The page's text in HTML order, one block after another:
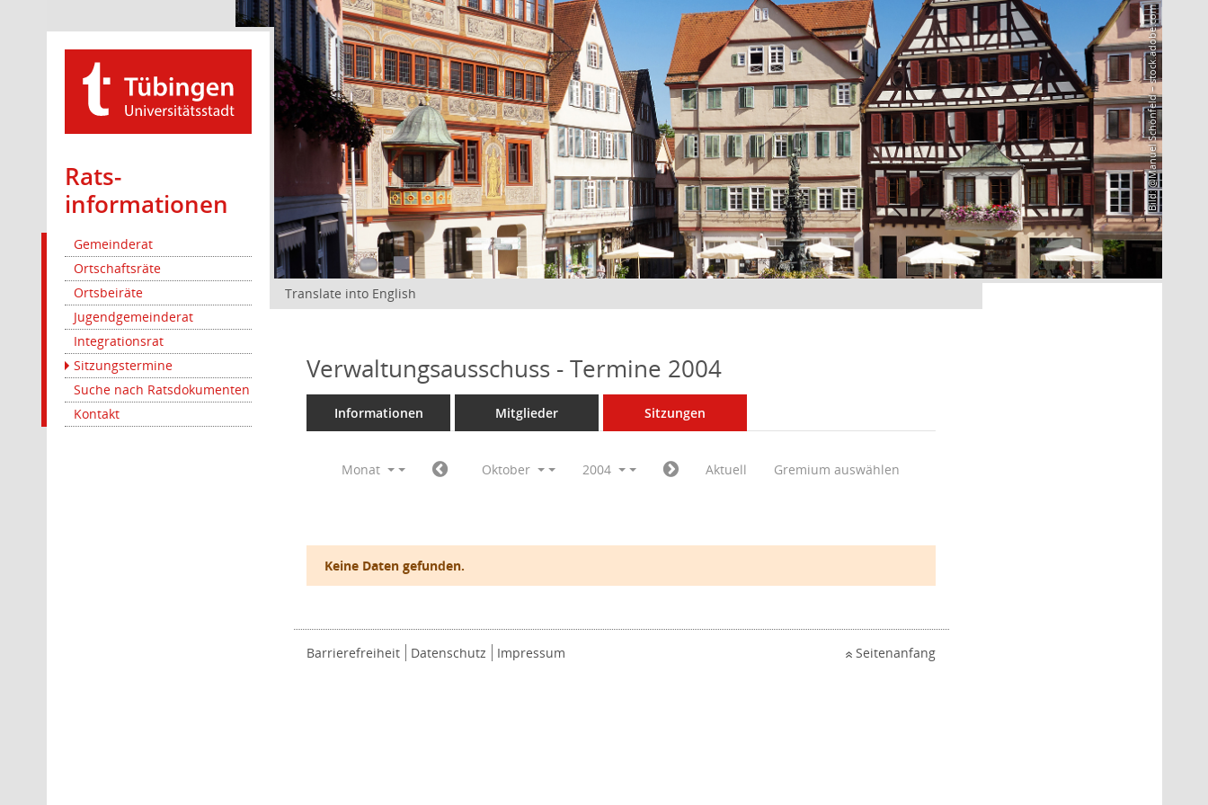
Rats­
informationen
Gemeinderat
Ortschaftsräte
Ortsbeiräte
Jugendgemeinderat
Integrationsrat
Sitzungstermine
Suche nach Ratsdokumenten
Kontakt
Bild: @Manuel Schönfeld – stock.adobe.com
Translate into English
Verwaltungsausschuss - Termine 2004
Informationen Mitglieder Sitzungen
Monat Oktober 2004 Aktuell Gremium auswählen
Keine Daten gefunden.
Barrierefreiheit Datenschutz Impressum Seitenanfang